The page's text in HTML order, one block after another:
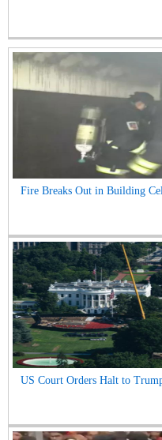
Fire Breaks Out in Building
US Court Orders Halt to